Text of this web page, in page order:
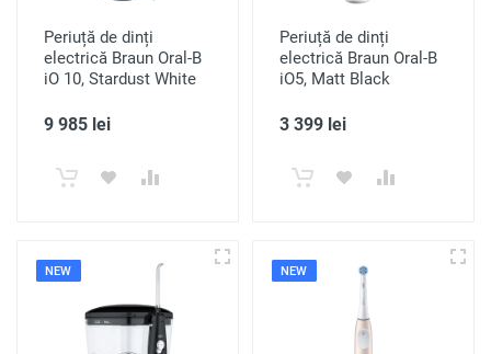
Periuță de dinți
electrică Braun Oral-B
iO 10, Stardust White
9 985 lei
Periuță de dinți
electrică Braun Oral-B
iO5, Matt Black
3 399 lei
NEW NEW